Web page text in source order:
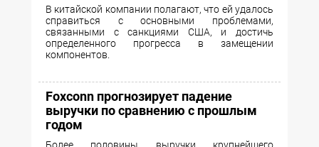
В китайской компании полагают, что ей удалось
справиться с основными проблемами,
связанными с санкциями США, и достичь
определенного прогресса в замещении
компонентов.
Foxconn прогнозирует падение
выручки по сравнению с прошлым
годом